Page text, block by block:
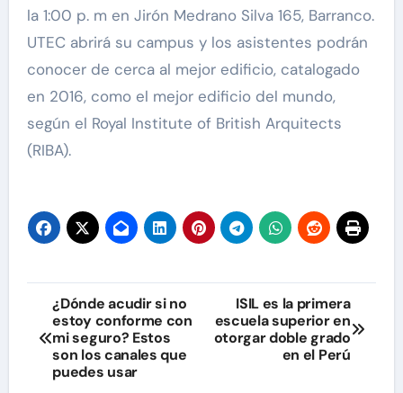
la 1:00 p. m en Jirón Medrano Silva 165, Barranco.
UTEC abrirá su campus y los asistentes podrán
conocer de cerca al mejor edificio, catalogado
en 2016, como el mejor edificio del mundo,
según el Royal Institute of British Arquitects
(RIBA).
Navegación
de
entradas
¿Dónde acudir si no
estoy conforme con
mi seguro? Estos
son los canales que
puedes usar
ISIL es la primera
escuela superior en
otorgar doble grado
en el Perú